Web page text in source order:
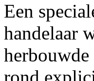
Een
handelaar